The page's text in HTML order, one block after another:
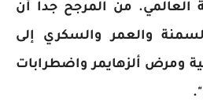
العالمي. من المرجح جدا أن
والعمر والسكري إلى
ومرض ألزهايمر واضطرابات